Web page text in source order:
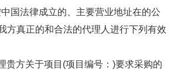
国法律成立的、主要营业地址在的公
方真正的和合法的代理人进行下列有效
贵方关于项目(项目编号：)要求采购的